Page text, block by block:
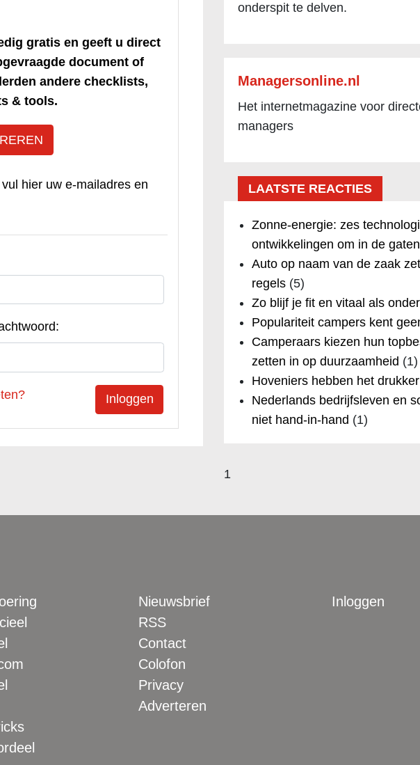
gratis en geeft u direct
document of
andere checklists,
& tools.
hier uw e-mailadres en
onderspit te delven.
Managersonline.nl
Het internetmagazine voor
managers
LAATSTE REACTIES
Zonne-energie: zes
ontwikkelingen om in de
Auto op naam van de zaak
regels(5)
Zo blijf je fit en vitaal als
Populariteit campers kent
Camperaars kiezen hun
zetten in op duurzaamheid (1)
Hoveniers hebben het
Nederlands bedrijfsleven en
niet hand-in-hand (1)
1
Nieuwsbrief
RSS
Contact
Colofon
Privacy
Adverteren
Inloggen